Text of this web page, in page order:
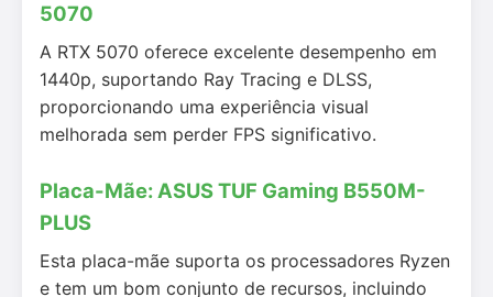
5070
A RTX 5070 oferece excelente desempenho em
1440p, suportando Ray Tracing e DLSS,
proporcionando uma experiência visual
melhorada sem perder FPS significativo.
Placa-Mãe: ASUS TUF Gaming B550M-
PLUS
Esta placa-mãe suporta os processadores Ryzen
e tem um bom conjunto de recursos, incluindo